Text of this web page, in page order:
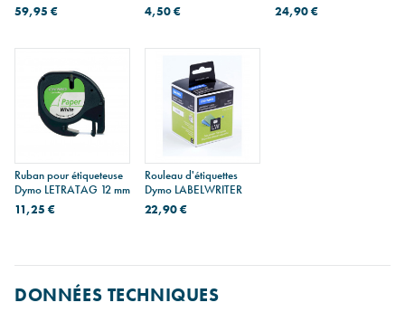
59,95 €
4,50 €
24,90 €
Ruban pour étiqueteuse
Dymo LETRATAG 12 mm
11,25 €
Rouleau d'étiquettes
Dymo LABELWRITER
22,90 €
DONNÉES TECHNIQUES